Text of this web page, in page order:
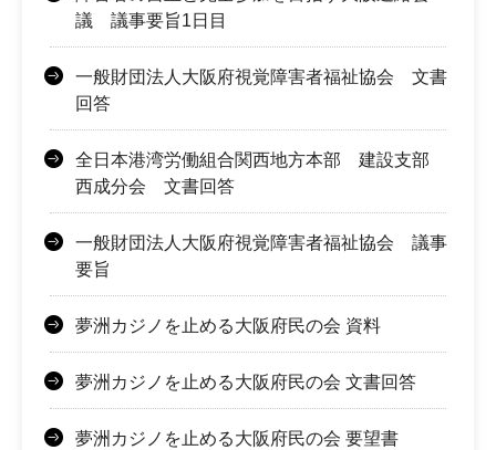
議 議事要旨1日目
一般財団法人大阪府視覚障害者福祉協会 文書
回答
全日本港湾労働組合関西地方本部 建設支部
西成分会 文書回答
一般財団法人大阪府視覚障害者福祉協会 議事
要旨
夢洲カジノを止める大阪府民の会 資料
夢洲カジノを止める大阪府民の会 文書回答
夢洲カジノを止める大阪府民の会 要望書